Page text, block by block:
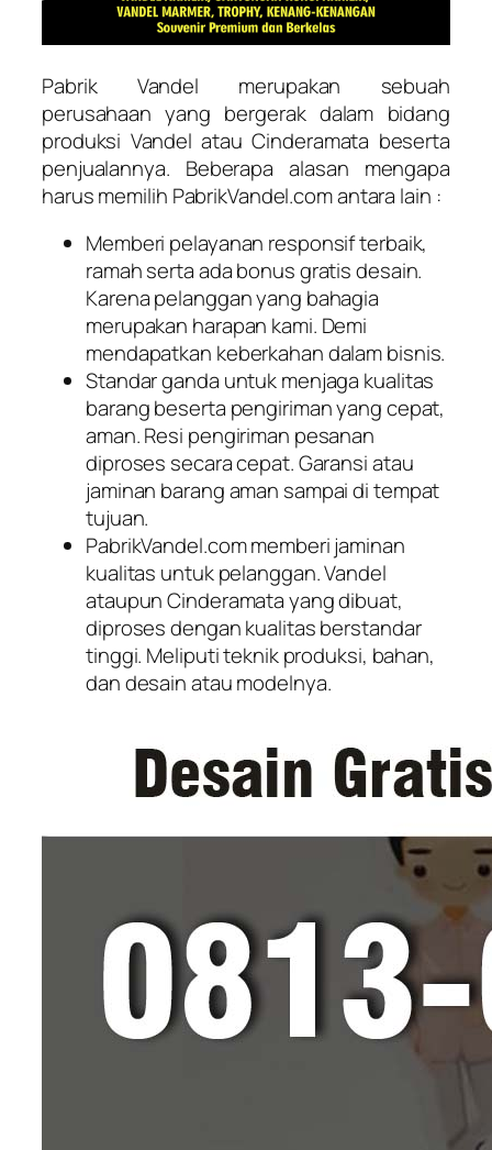
Pabrik Vandel merupakan sebuah
perusahaan yang bergerak dalam bidang
produksi Vandel atau Cinderamata beserta
penjualannya. Beberapa alasan mengapa
harus memilih PabrikVandel.com antara lain :
Memberi pelayanan responsif terbaik,
ramah serta ada bonus gratis desain.
Karena pelanggan yang bahagia
merupakan harapan kami. Demi
mendapatkan keberkahan dalam bisnis.
Standar ganda untuk menjaga kualitas
barang beserta pengiriman yang cepat,
aman. Resi pengiriman pesanan
diproses secara cepat. Garansi atau
jaminan barang aman sampai di tempat
tujuan.
PabrikVandel.com memberi jaminan
kualitas untuk pelanggan. Vandel
ataupun Cinderamata yang dibuat,
diproses dengan kualitas berstandar
tinggi. Meliputi teknik produksi, bahan,
dan desain atau modelnya.